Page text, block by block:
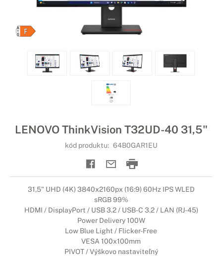
LENOVO ThinkVision T32UD-40 31,5"
kód produktu: 64B0GAR1EU
31,5" UHD (4K) 3840x2160px (16:9) 60Hz IPS WLED
sRGB 99%
HDMI / DisplayPort / USB 3.2 / USB-C 3.2 / LAN (RJ-45)
Power Delivery 100W
Low Blue Light / Flicker-Free
VESA 100x100mm
PIVOT / Výškovo nastaviteľný